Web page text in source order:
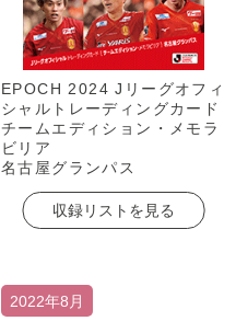
EPOCH 2024 Jリーグオフィ
シャルトレーディングカード
チームエディション・メモラ
ビリア
名古屋グランパス
収録リストを見る
2022年8月